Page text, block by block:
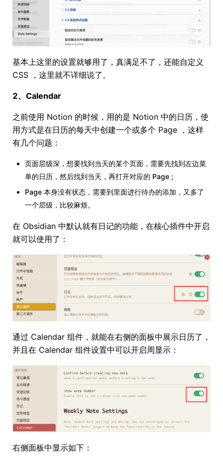
基本上这里的设置就够用了，真满足不了，还能自定义
CSS ，这里就不详细说了。
2、Calendar
之前使用 Notion 的时候，用的是 Notion 中的日历，使
用方式是在日历的每天中创建一个或多个 Page ，这样
有几个问题：
页面层级深，想要找到当天的某个页面，需要先找到左边菜
单的日历，然后找到当天，再打开对应的 Page ;
Page 本身没有状态，需要到里面进行待办的添加，又多了
一个层级，比较麻烦。
在 Obsidian 中默认就有日记的功能，在核心插件中开启
就可以使用了：
通过 Calendar 组件，就能在右侧的面板中展示日历了，
并且在 Calendar 组件设置中可以开启周显示：
右侧面板中显示如下：